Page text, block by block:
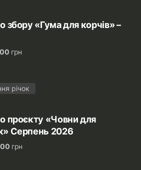
збору «Гума для корчів» –
грн
річок
проєкту «Човни для
Серпень 2026
грн